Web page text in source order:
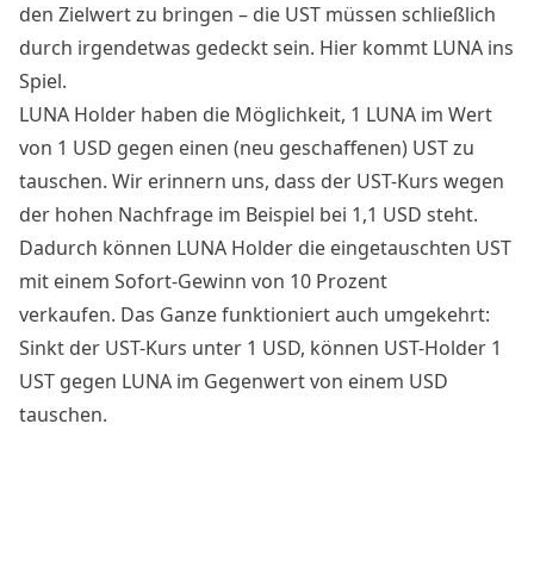
den Zielwert zu bringen – die UST müssen schließlich
durch irgendetwas gedeckt sein. Hier kommt LUNA ins
Spiel.
LUNA Holder haben die Möglichkeit, 1 LUNA im Wert
von 1 USD gegen einen (neu geschaffenen) UST zu
tauschen. Wir erinnern uns, dass der UST-Kurs wegen
der hohen Nachfrage im Beispiel bei 1,1 USD steht.
Dadurch können LUNA Holder die eingetauschten UST
mit einem Sofort-Gewinn von 10 Prozent
verkaufen. Das Ganze funktioniert auch umgekehrt:
Sinkt der UST-Kurs unter 1 USD, können UST-Holder 1
UST gegen LUNA im Gegenwert von einem USD
tauschen.